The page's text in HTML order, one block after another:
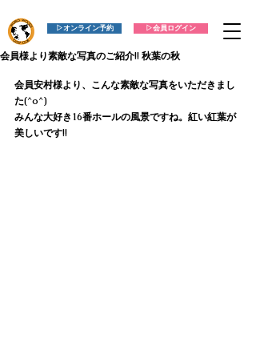
▷会員ログイン
▷オンライン予約
会員様より素敵な写真のご紹介!! 秋葉の秋
会員安村様より、こんな素敵な写真をいただきまし
た(^o^)
みんな大好き16番ホールの風景ですね。紅い紅葉が
美しいです!!